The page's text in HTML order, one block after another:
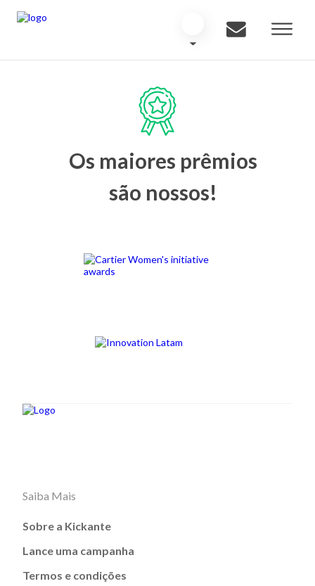
Os maiores prêmios
são nossos!
Saiba Mais
Sobre a Kickante
Lance uma campanha
Termos e condições